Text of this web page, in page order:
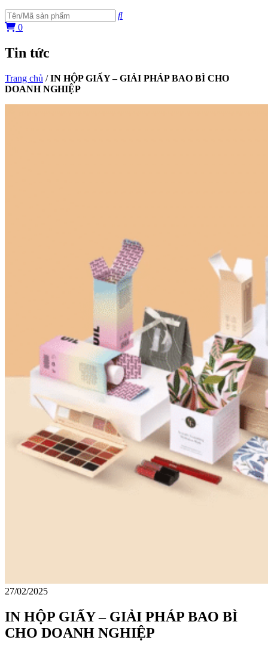
0
Tin tức
Trang chủ /IN HỘP GIẤY – GIẢI PHÁP BAO BÌ CHO
DOANH NGHIỆP
27/02/2025
IN HỘP GIẤY – GIẢI PHÁP BAO BÌ
CHO DOANH NGHIỆP